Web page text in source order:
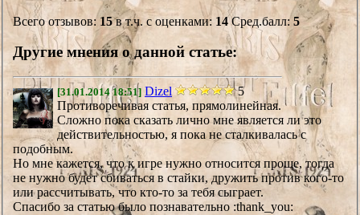
Всего отзывов: 15 в т.ч. с оценками: 14 Сред.балл: 5
Другие мнения о данной статье:
[31.01.2014 18:51] Dizel
5
Противоречивая статья, прямолинейная.
Сложно пока сказать лично мне является ли это
действительностью, я пока не сталкивалась с
подобным.
Но мне кажется, что к игре нужно относится проще, тогда
не нужно будет сбиваться в стайки, дружить против кого-то
или рассчитывать, что кто-то за тебя сыграет.
Спасибо за статью было познавательно :thank_you: